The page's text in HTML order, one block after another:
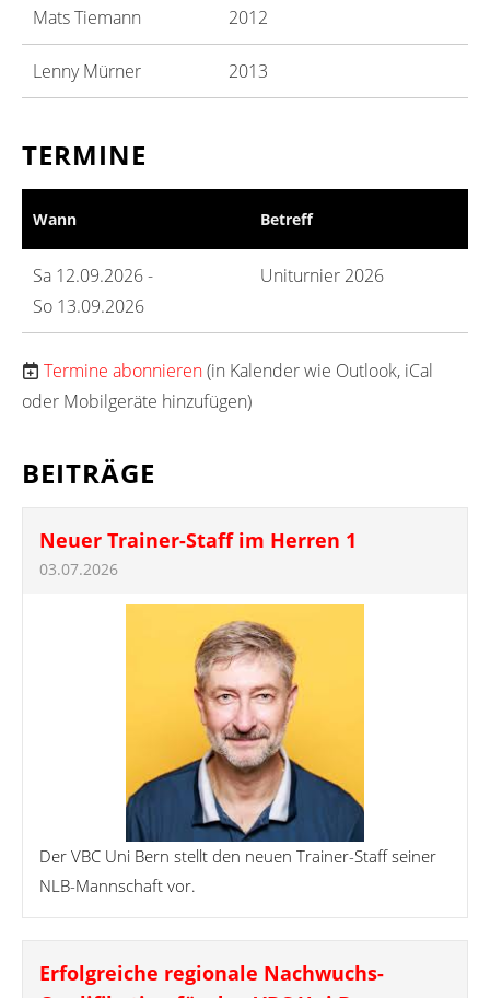
Mats Tiemann 2012
Lenny Mürner 2013
TERMINE
Wann Betreff
Sa 12.09.2026 -
So 13.09.2026
Uniturnier 2026
Termine abonnieren(in Kalender wie Outlook, iCal
oder Mobilgeräte hinzufügen)
BEITRÄGE
Neuer Trainer-Staff im Herren 1
03.07.2026
Der VBC Uni Bern stellt den neuen Trainer-Staff seiner
NLB-Mannschaft vor.
Erfolgreiche regionale Nachwuchs-